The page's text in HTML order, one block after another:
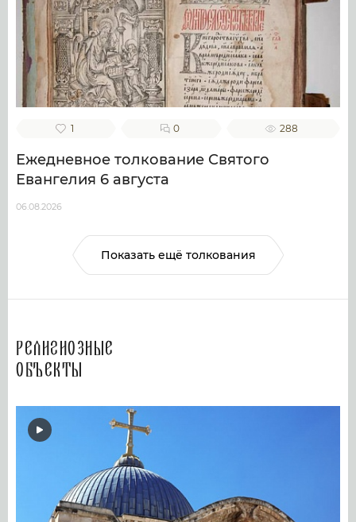
1 0 288
Ежедневное толкование Святого
Евангелия 6 августа
06.08.2026
Показать ещё толкования
Религиозные
объекты